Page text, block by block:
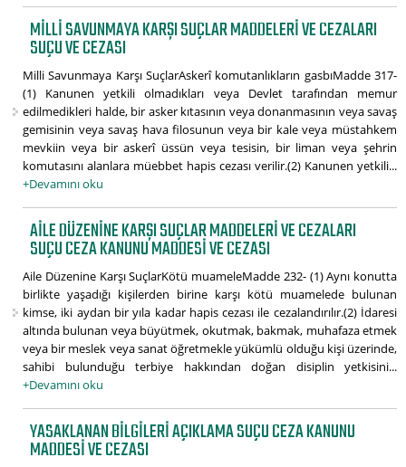
MILLI SAVUNMAYA KARŞI SUÇLAR MADDELERI VE CEZALARI
SUÇU VE CEZASI
Milli Savunmaya Karşı SuçlarAskerî komutanlıkların gasbıMadde 317-
(1) Kanunen yetkili olmadıkları veya Devlet tarafından memur
edilmedikleri halde, bir asker kıtasının veya donanmasının veya savaş
gemisinin veya savaş hava filosunun veya bir kale veya müstahkem
mevkiin veya bir askerî üssün veya tesisin, bir liman veya şehrin
komutasını alanlara müebbet hapis cezası verilir.(2) Kanunen yetkili...
+Devamını oku
AILE DÜZENINE KARŞI SUÇLAR MADDELERI VE CEZALARI
SUÇU CEZA KANUNU MADDESI VE CEZASI
Aile Düzenine Karşı SuçlarKötü muameleMadde 232- (1) Aynı konutta
birlikte yaşadığı kişilerden birine karşı kötü muamelede bulunan
kimse, iki aydan bir yıla kadar hapis cezası ile cezalandırılır.(2) İdaresi
altında bulunan veya büyütmek, okutmak, bakmak, muhafaza etmek
veya bir meslek veya sanat öğretmekle yükümlü olduğu kişi üzerinde,
sahibi bulunduğu terbiye hakkından doğan disiplin yetkisini...
+Devamını oku
YASAKLANAN BILGILERI AÇIKLAMA SUÇU CEZA KANUNU
MADDESI VE CEZASI